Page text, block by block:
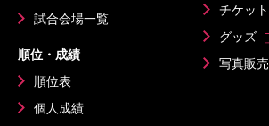
試合会場一覧
順位・成績
順位表
個人成績
チケット
グッズ
写真販売